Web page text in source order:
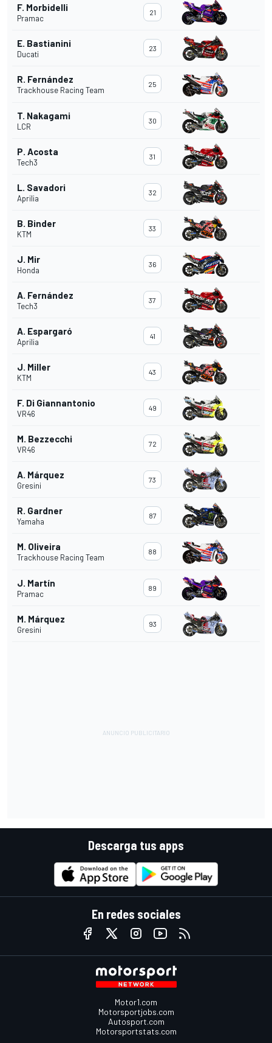
F. Morbidelli
Pramac
21
E. Bastianini
Ducati
23
R. Fernández
Trackhouse Racing Team
25
T. Nakagami
LCR
30
P. Acosta
Tech3
31
L. Savadori
Aprilia
32
B. Binder
KTM
33
J. Mir
Honda
36
A. Fernández
Tech3
37
A. Espargaró
Aprilia
41
J. Miller
KTM
43
F. Di Giannantonio
VR46
49
M. Bezzecchi
VR46
72
A. Márquez
Gresini
73
R. Gardner
Yamaha
87
M. Oliveira
Trackhouse Racing Team
88
J. Martín
Pramac
89
M. Márquez
Gresini
93
Descarga tus apps
En redes sociales
Motor1.com
Motorsportjobs.com
Autosport.com
Motorsportstats.com